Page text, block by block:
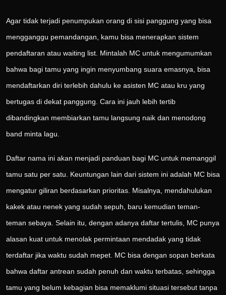
Agar tidak terjadi penumpukan orang di sisi panggung yang bisa
mengganggu pemandangan, kamu bisa menerapkan sistem
pendaftaran atau waiting list. Mintalah MC untuk mengumumkan
bahwa bagi tamu yang ingin menyumbang suara emasnya, bisa
mendaftarkan diri terlebih dahulu ke asisten MC atau kru yang
bertugas di dekat panggung. Cara ini jauh lebih tertib
dibandingkan membiarkan tamu langsung naik dan menodong
band minta lagu.
Daftar nama ini akan menjadi panduan bagi MC untuk memanggil
tamu satu per satu. Keuntungan lain dari sistem ini adalah MC bisa
mengatur giliran berdasarkan prioritas. Misalnya, mendahulukan
kakek atau nenek yang sudah sepuh, baru kemudian teman-
teman sebaya. Selain itu, dengan adanya daftar tertulis, MC punya
alasan kuat untuk menolak permintaan mendadak yang tidak
terdaftar jika waktu sudah mepet. MC bisa dengan sopan berkata
bahwa daftar antrean sudah penuh dan waktu terbatas, sehingga
tamu yang belum kebagian bisa memaklumi situasi tersebut tanpa